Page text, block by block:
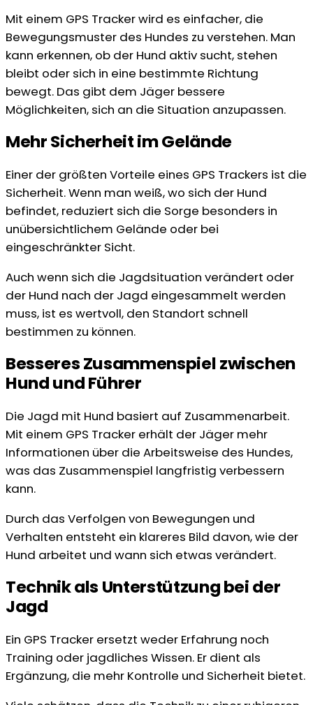
Mit einem GPS Tracker wird es einfacher, die
Bewegungsmuster des Hundes zu verstehen. Man
kann erkennen, ob der Hund aktiv sucht, stehen
bleibt oder sich in eine bestimmte Richtung
bewegt. Das gibt dem Jäger bessere
Möglichkeiten, sich an die Situation anzupassen.
Mehr Sicherheit im Gelände
Einer der größten Vorteile eines GPS Trackers ist die
Sicherheit. Wenn man weiß, wo sich der Hund
befindet, reduziert sich die Sorge besonders in
unübersichtlichem Gelände oder bei
eingeschränkter Sicht.
Auch wenn sich die Jagdsituation verändert oder
der Hund nach der Jagd eingesammelt werden
muss, ist es wertvoll, den Standort schnell
bestimmen zu können.
Besseres Zusammenspiel zwischen
Hund und Führer
Die Jagd mit Hund basiert auf Zusammenarbeit.
Mit einem GPS Tracker erhält der Jäger mehr
Informationen über die Arbeitsweise des Hundes,
was das Zusammenspiel langfristig verbessern
kann.
Durch das Verfolgen von Bewegungen und
Verhalten entsteht ein klareres Bild davon, wie der
Hund arbeitet und wann sich etwas verändert.
Technik als Unterstützung bei der
Jagd
Ein GPS Tracker ersetzt weder Erfahrung noch
Training oder jagdliches Wissen. Er dient als
Ergänzung, die mehr Kontrolle und Sicherheit bietet.